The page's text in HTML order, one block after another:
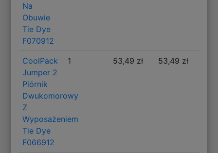
Na
Obuwie
Tie Dye
F070912
CoolPack
Jumper 2
Piórnik
Dwukomorowy
Z
Wyposażeniem
Tie Dye
F066912
1 53,49 zł 53,49 zł